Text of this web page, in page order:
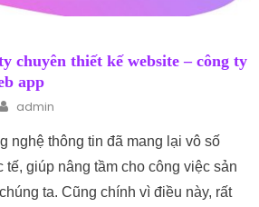
chuyên thiết kế website – công ty
app
Author
admin
nghệ thông tin đã mang lại vô số
giúp nâng tầm cho công việc sản
ta. Cũng chính vì điều này, rất